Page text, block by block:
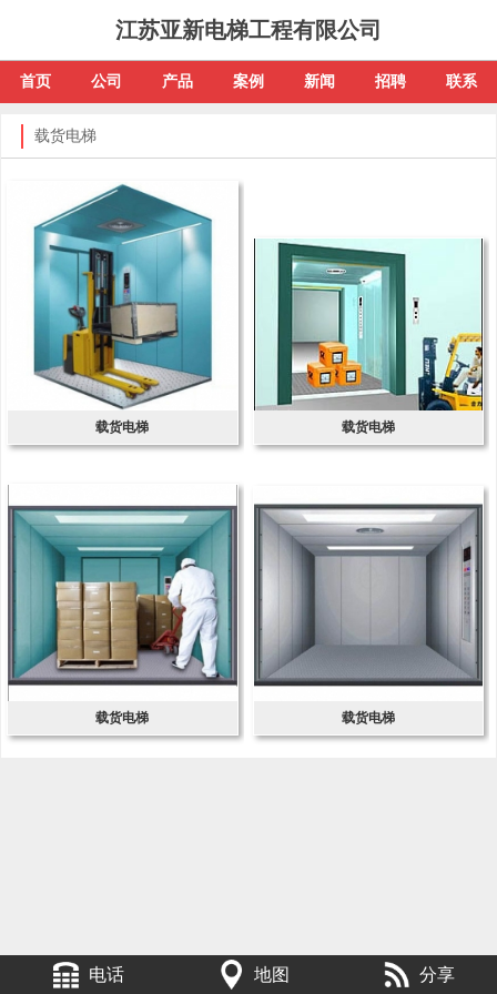
江苏亚新电梯工程有限公司
首页 公司 产品 案例 新闻 招聘 联系
载货电梯
载货电梯 载货电梯
载货电梯 载货电梯
电话 地图 分享